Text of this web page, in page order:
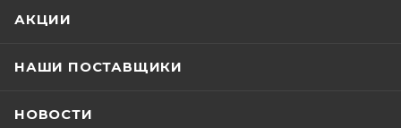
АКЦИИ
НАШИ ПОСТАВЩИКИ
НОВОСТИ